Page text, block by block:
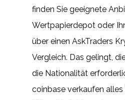
finden Sie geeignete
Wertpapierdepot oder
über einen AskTraders
Vergleich. Das gelingt,
die Nationalität
coinbase verkaufen